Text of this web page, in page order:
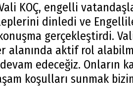
KOÇ, engelli
dinledi ve
gerçekleştirdi.
alanında aktif rol
edeceğiz. Onların
koşulları sunmak